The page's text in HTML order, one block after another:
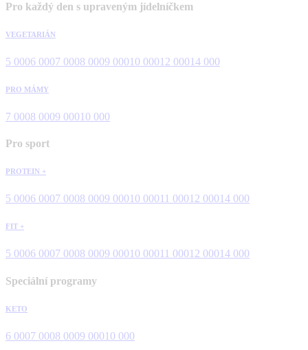
Pro každý den s upraveným jídelníčkem
VEGETARIÁN
5 0006 0007 0008 0009 00010 00012 00014 000
PRO MÁMY
7 0008 0009 00010 000
Pro sport
PROTEIN +
5 0006 0007 0008 0009 00010 00011 00012 00014 000
FIT +
5 0006 0007 0008 0009 00010 00011 00012 00014 000
Speciální programy
KETO
6 0007 0008 0009 00010 000